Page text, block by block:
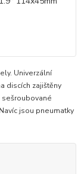
Univerzální
discích zajištěny
jsou pneumatky